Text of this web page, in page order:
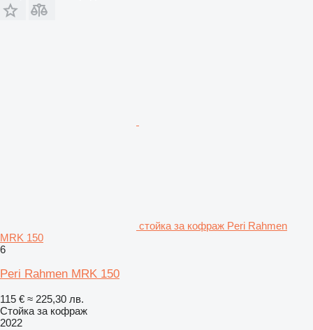
стойка за кофраж Peri Rahmen
MRK 150
6
Peri Rahmen MRK 150
115 € ≈ 225,30 лв.
Стойка за кофраж
2022